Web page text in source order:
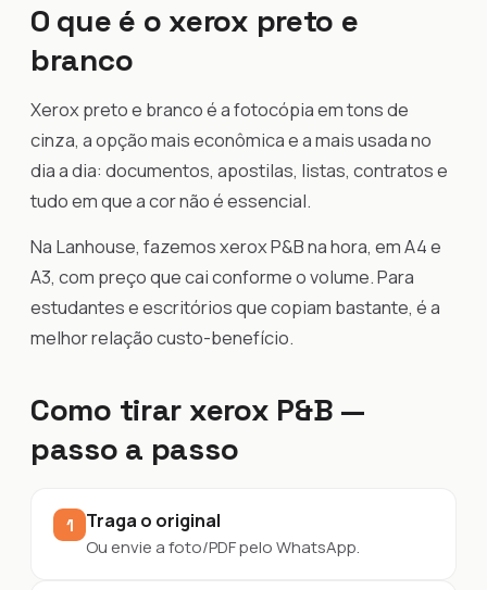
O que é o xerox preto e
branco
Xerox preto e branco é a fotocópia em tons de
cinza, a opção mais econômica e a mais usada no
dia a dia: documentos, apostilas, listas, contratos e
tudo em que a cor não é essencial.
Na Lanhouse, fazemos xerox P&B na hora, em A4 e
A3, com preço que cai conforme o volume. Para
estudantes e escritórios que copiam bastante, é a
melhor relação custo-benefício.
Como tirar xerox P&B —
passo a passo
1 Traga o original
Ou envie a foto/PDF pelo WhatsApp.